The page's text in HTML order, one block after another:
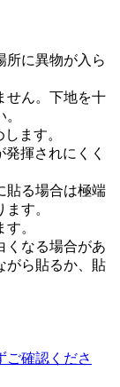
所に異物が入ら
せん。下地を十
ます。
揮されにくく
貼る場合は極端
す。
。
くなる場合があ
がら貼るか、貼
ご確認くださ